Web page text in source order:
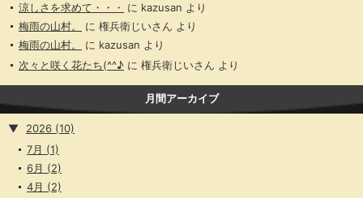
涼しさを求めて・・・
に kazusan より
梅雨の山村。
に 権兵衛じいさん より
梅雨の山村。
に kazusan より
次々と咲く花たち(^^♪ に 権兵衛じいさん より
月間アーカイブ
▼ 2026 (10)
7月 (1)
6月 (2)
4月 (2)